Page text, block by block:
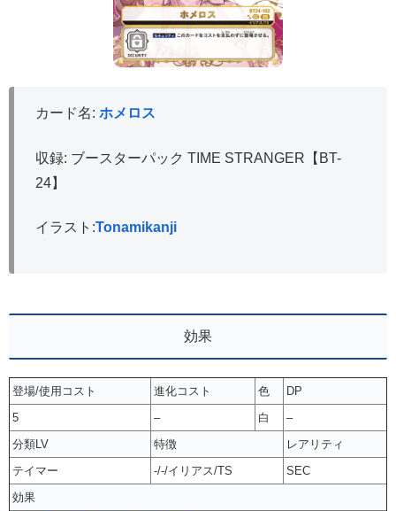
カード名: ホメロス
収録: ブースターパック TIME STRANGER【BT-
24】
イラスト:Tonamikanji
効果
登場/使用コスト 進化コスト 色
DP
5
– 白
–
分類LV
特徴
レアリティ
テイマー
-/-/イリアス/TS
SEC
効果